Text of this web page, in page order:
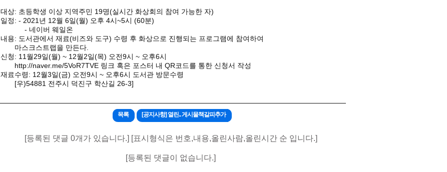
대상: 초등학생 이상 지역주민 19명(실시간 화상회의 참여 가능한 자)
일정: - 2021년 12월 6일(월) 오후 4시~5시 (60분)
- 네이버 웨일온
내용: 도서관에서 재료(비즈와 도구) 수령 후 화상으로 진행되는 프로그램에 참여하여
마스크스트랩을 만든다.
신청: 11월29일(월) ~ 12월2일(목) 오전9시 ~ 오후6시
http://naver.me/5VoR7TVE 링크 혹은 포스터 내 QR코드를 통한 신청서 작성
재료수령: 12월3일(금) 오전9시 ~ 오후6시 도서관 방문수령
[우)54881 전주시 덕진구 학산길 26-3]
목록 [공지사항] 열린.. 게시물책갈피추가
[등록된 댓글 0개가 있습니다.] [표시형식은 번호,내용,올린사람,올린시간 순 입니다.]
[등록된 댓글이 없습니다.]